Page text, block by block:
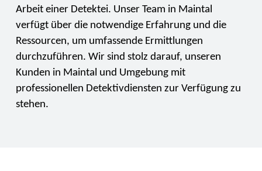
Arbeit einer Detektei. Unser Team in Maintal
verfügt über die notwendige Erfahrung und die
Ressourcen, um umfassende Ermittlungen
durchzuführen. Wir sind stolz darauf, unseren
Kunden in Maintal und Umgebung mit
professionellen Detektivdiensten zur Verfügung zu
stehen.